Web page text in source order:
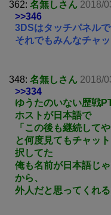
362: 名無しさん 2018/
>>346
3DSはタッチパネル
それでもみんなチャ
348: 名無しさん 2018/
>>334
ゆうたのいない歴戦
ホストが日本語で
「この後も継続して
と何度見てもチャッ
択してた
俺も名前が日本語じ
から、
外人だと思ってくれ